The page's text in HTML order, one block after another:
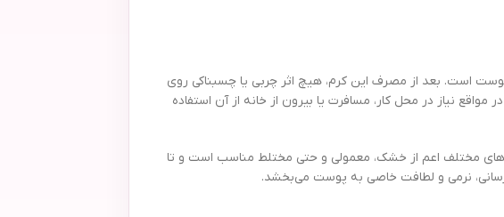
ایجاد سنگینی و چربی اضافی روی پوست است. بعد از مصرف این کرم، هیچ اثر چربی یا چسبناکی روی
قرار داده و در مواقع نیاز در محل کار، مسافرت یا بیرون از خانه از آن استفاده
مختلف اعم از خشک، معمولی و حتی مختلط مناسب است و تا
نرمی و لطافت خاصی به پوست می‌بخشد.